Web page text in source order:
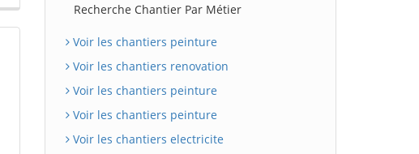
Recherche Chantier Par Métier
Voir les chantiers peinture
Voir les chantiers renovation
Voir les chantiers peinture
Voir les chantiers peinture
Voir les chantiers electricite